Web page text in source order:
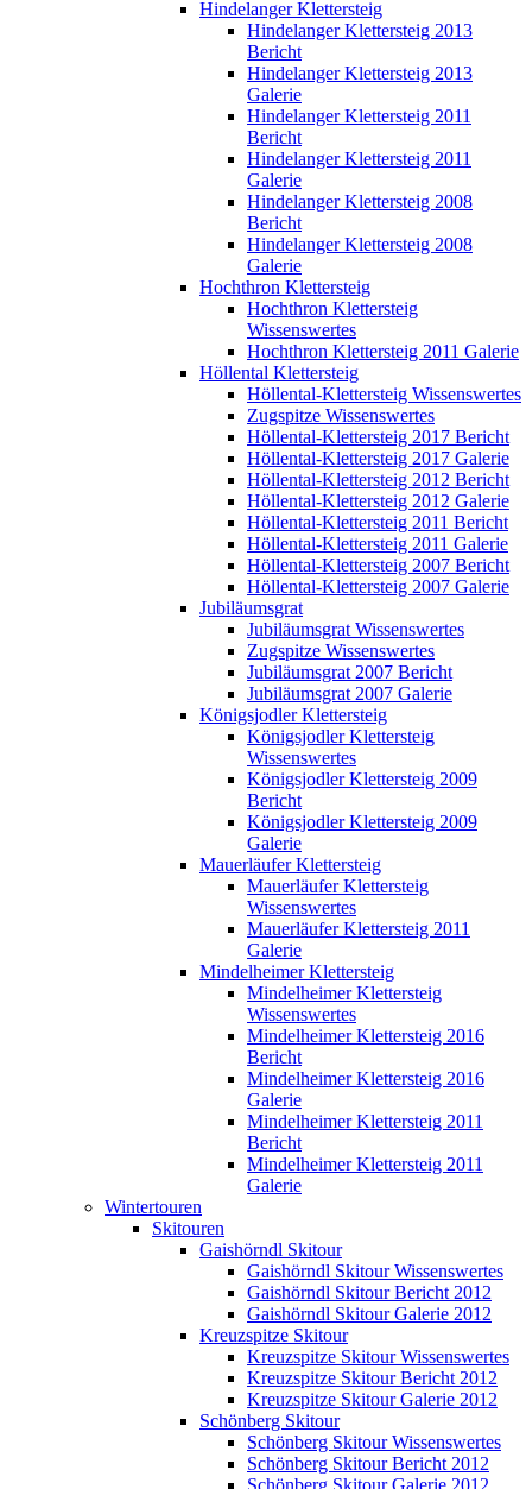
Hindelanger Klettersteig
Hindelanger Klettersteig 2013
Bericht
Hindelanger Klettersteig 2013
Galerie
Hindelanger Klettersteig 2011
Bericht
Hindelanger Klettersteig 2011
Galerie
Hindelanger Klettersteig 2008
Bericht
Hindelanger Klettersteig 2008
Galerie
Hochthron Klettersteig
Hochthron Klettersteig
Wissenswertes
Hochthron Klettersteig 2011 Galerie
Höllental Klettersteig
Höllental-Klettersteig Wissenswertes
Zugspitze Wissenswertes
Höllental-Klettersteig 2017 Bericht
Höllental-Klettersteig 2017 Galerie
Höllental-Klettersteig 2012 Bericht
Höllental-Klettersteig 2012 Galerie
Höllental-Klettersteig 2011 Bericht
Höllental-Klettersteig 2011 Galerie
Höllental-Klettersteig 2007 Bericht
Höllental-Klettersteig 2007 Galerie
Jubiläumsgrat
Jubiläumsgrat Wissenswertes
Zugspitze Wissenswertes
Jubiläumsgrat 2007 Bericht
Jubiläumsgrat 2007 Galerie
Königsjodler Klettersteig
Königsjodler Klettersteig
Wissenswertes
Königsjodler Klettersteig 2009
Bericht
Königsjodler Klettersteig 2009
Galerie
Mauerläufer Klettersteig
Mauerläufer Klettersteig
Wissenswertes
Mauerläufer Klettersteig 2011
Galerie
Mindelheimer Klettersteig
Mindelheimer Klettersteig
Wissenswertes
Mindelheimer Klettersteig 2016
Bericht
Mindelheimer Klettersteig 2016
Galerie
Mindelheimer Klettersteig 2011
Bericht
Mindelheimer Klettersteig 2011
Galerie
Wintertouren
Skitouren
Gaishörndl Skitour
Gaishörndl Skitour Wissenswertes
Gaishörndl Skitour Bericht 2012
Gaishörndl Skitour Galerie 2012
Kreuzspitze Skitour
Kreuzspitze Skitour Wissenswertes
Kreuzspitze Skitour Bericht 2012
Kreuzspitze Skitour Galerie 2012
Schönberg Skitour
Schönberg Skitour Wissenswertes
Schönberg Skitour Bericht 2012